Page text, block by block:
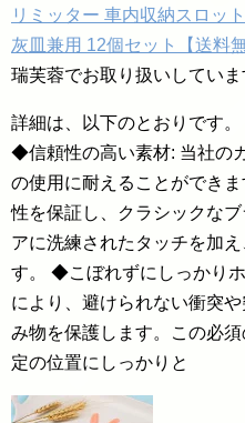
リミッター 車内収納スロッ
灰皿兼用 12個セット【送料無
瑞芙蓉でお取り扱いしていま
詳細は、以下のとおりです。
◆信頼性の高い素材: 当社の
の使用に耐えることができ
性を保証し、クラシックな
アに洗練されたタッチを加
す。 ◆こぼれずにしっかり
により、避けられない衝突
み物を保護します。この必
定の位置にしっかりと